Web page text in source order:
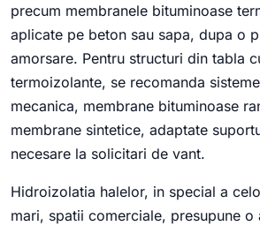
precum membranele bituminoase
aplicate pe beton sau sapa, dupa o
amorsare. Pentru structuri din tabla
termoizolante, se recomanda
mecanica, membrane bituminoase
membrane sintetice, adaptate
necesare la solicitari de vant.
Hidroizolatia halelor, in special a
mari, spatii comerciale, presupune o